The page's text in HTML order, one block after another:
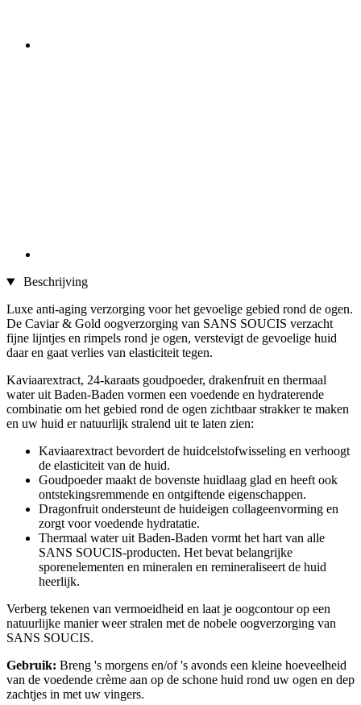
Beschrijving
Luxe anti-aging verzorging voor het gevoelige gebied rond de ogen.
De Caviar & Gold oogverzorging van SANS SOUCIS verzacht
fijne lijntjes en rimpels rond je ogen, verstevigt de gevoelige huid
daar en gaat verlies van elasticiteit tegen.
Kaviaarextract, 24-karaats goudpoeder, drakenfruit en thermaal
water uit Baden-Baden vormen een voedende en hydraterende
combinatie om het gebied rond de ogen zichtbaar strakker te maken
en uw huid er natuurlijk stralend uit te laten zien:
Kaviaarextract bevordert de huidcelstofwisseling en verhoogt
de elasticiteit van de huid.
Goudpoeder maakt de bovenste huidlaag glad en heeft ook
ontstekingsremmende en ontgiftende eigenschappen.
Dragonfruit ondersteunt de huideigen collageenvorming en
zorgt voor voedende hydratatie.
Thermaal water uit Baden-Baden vormt het hart van alle
SANS SOUCIS-producten. Het bevat belangrijke
sporenelementen en mineralen en remineraliseert de huid
heerlijk.
Verberg tekenen van vermoeidheid en laat je oogcontour op een
natuurlijke manier weer stralen met de nobele oogverzorging van
SANS SOUCIS.
Gebruik: Breng 's morgens en/of 's avonds een kleine hoeveelheid
van de voedende crème aan op de schone huid rond uw ogen en dep
zachtjes in met uw vingers.